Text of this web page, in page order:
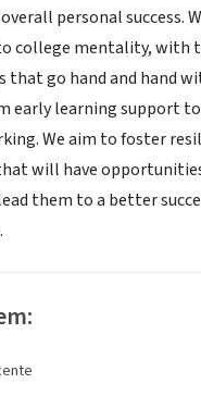
personal success.
college mentality, with
that go hand and hand
early learning support
We aim to foster
will have
them to a better